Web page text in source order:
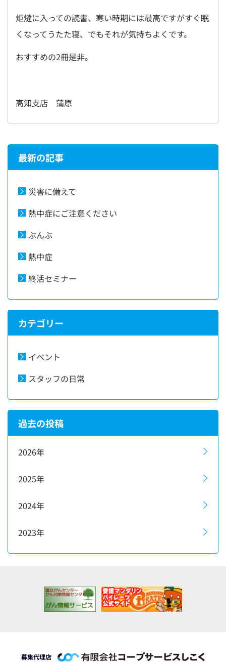
炬燵に入っての読書、寒い時期には最高ですがすぐ眠
くなってうたた寝、でもそれが気持ちよくです。
おすすめの2冊是非。
高知支店 蒲原
最新の記事
災害に備えて
熱中症にご注意ください
ぶんぶ
熱中症
終活セミナー
カテゴリー
イベント
スタッフの日常
過去の投稿
2026年
2025年
2024年
2023年
募集代理店